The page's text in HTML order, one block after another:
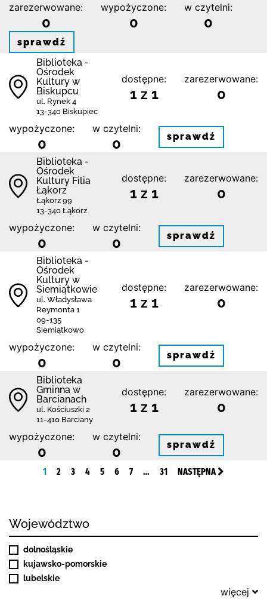
zarezerwowane:
0
wypożyczone:
0
w czytelni:
0
sprawdź
Biblioteka -
Ośrodek
Kultury w
Biskupcu
ul. Rynek 4
13-340 Biskupiec
dostępne:
1 z 1
zarezerwowane:
0
wypożyczone:
0
w czytelni:
0 sprawdź
Biblioteka -
Ośrodek
Kultury Filia
Łąkorz
Łąkorz 99
13-340 Łąkorz
dostępne:
1 z 1
zarezerwowane:
0
wypożyczone:
0
w czytelni:
0 sprawdź
Biblioteka -
Ośrodek
Kultury w
Siemiątkowie
ul. Władysława
Reymonta 1
09-135
Siemiątkowo
dostępne:
1 z 1
zarezerwowane:
0
wypożyczone:
0
w czytelni:
0 sprawdź
Biblioteka
Gminna w
Barcianach
ul. Kościuszki 2
11-410 Barciany
dostępne:
1 z 1
zarezerwowane:
0
wypożyczone:
0
w czytelni:
0 sprawdź
1 2 3 4 5 6 7 … 31 NASTĘPNA
Województwo
dolnośląskie
kujawsko-pomorskie
lubelskie
więcej